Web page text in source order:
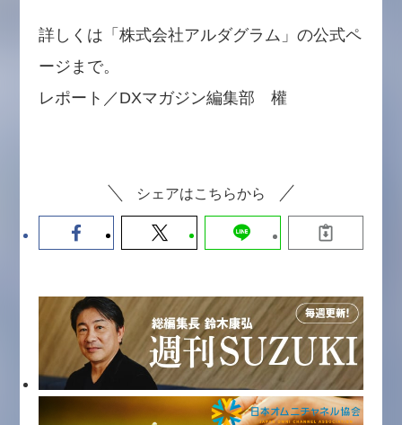
詳しくは「株式会社アルダグラム」の公式ペ
ージまで。
レポート／DXマガジン編集部 權
シェアはこちらから